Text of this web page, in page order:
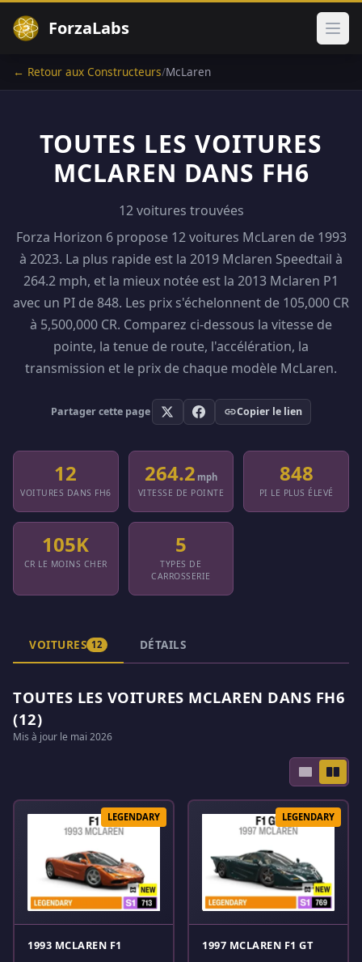
ForzaLabs
← Retour aux Constructeurs/McLaren
TOUTES LES VOITURES
MCLAREN DANS FH6
12 voitures trouvées
Forza Horizon 6 propose 12 voitures McLaren de 1993
à 2023. La plus rapide est la 2019 Mclaren Speedtail à
264.2 mph, et la mieux notée est la 2013 Mclaren P1
avec un PI de 848. Les prix s'échelonnent de 105,000 CR
à 5,500,000 CR. Comparez ci-dessous la vitesse de
pointe, la tenue de route, l'accélération, la
transmission et le prix de chaque modèle McLaren.
Partager cette page Copier le lien
12
VOITURES DANS FH6
264.2 mph
VITESSE DE POINTE
848
PI LE PLUS ÉLEVÉ
105K
CR LE MOINS CHER
5
TYPES DE
CARROSSERIE
VOITURES 12 DÉTAILS
TOUTES LES VOITURES MCLAREN DANS FH6
(12)
Mis à jour le mai 2026
LEGENDARY
1993 MCLAREN F1
LEGENDARY
1997 MCLAREN F1 GT